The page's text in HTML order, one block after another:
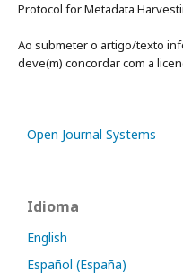
Protocol for Metadata
Ao submeter o artigo/texto
deve(m) concordar com a
Open Journal Systems
Idioma
English
Español (España)